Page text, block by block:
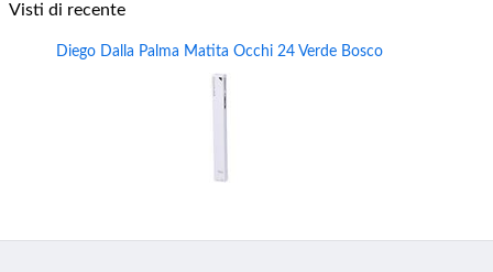
Visti di recente
Diego Dalla Palma Matita Occhi 24 Verde Bosco